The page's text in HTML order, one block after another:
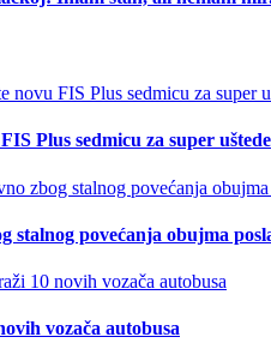
Plus sedmicu za super uštede
stalnog povećanja obujma
vozača autobusa